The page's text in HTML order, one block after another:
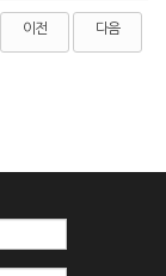
이전 다음